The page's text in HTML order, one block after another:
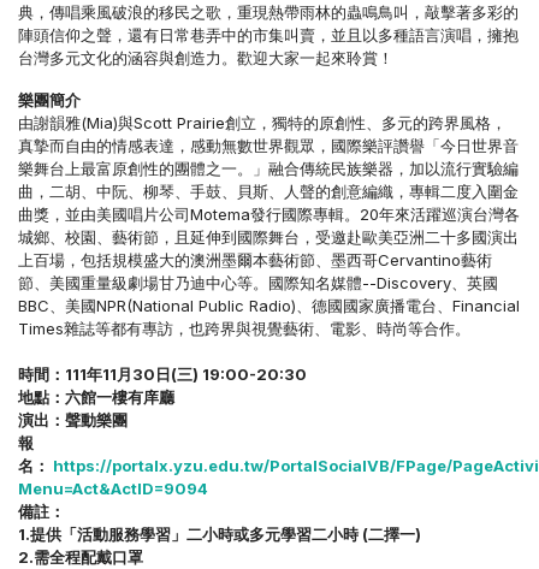
典，傳唱乘風破浪的移民之歌，重現熱帶雨林的蟲鳴鳥叫，敲擊著多彩的
陣頭信仰之聲，還有日常巷弄中的市集叫賣，並且以多種語言演唱，擁抱
台灣多元文化的涵容與創造力。歡迎大家一起來聆賞！
樂團簡介
由謝韻雅(Mia)與Scott Prairie創立，獨特的原創性、多元的跨界風格，
真摯而自由的情感表達，感動無數世界觀眾，國際樂評讚譽「今日世界音
樂舞台上最富原創性的團體之一。」融合傳統民族樂器，加以流行實驗編
曲，二胡、中阮、柳琴、手鼓、貝斯、人聲的創意編織，專輯二度入圍金
曲獎，並由美國唱片公司Motema發行國際專輯。20年來活躍巡演台灣各
城鄉、校園、藝術節，且延伸到國際舞台，受邀赴歐美亞洲二十多國演出
上百場，包括規模盛大的澳洲墨爾本藝術節、墨西哥Cervantino藝術
節、美國重量級劇場甘乃迪中心等。國際知名媒體--Discovery、英國
BBC、美國NPR(National Public Radio)、德國國家廣播電台、Financial
Times雜誌等都有專訪，也跨界與視覺藝術、電影、時尚等合作。
時間：111年11月30日(三) 19:00-20:30
地點：六館一樓有庠廳
演出：聲動樂團
報
名： https://portalx.yzu.edu.tw/PortalSocialVB/FPage/
Menu=Act&ActID=9094
備註：
1.提供「活動服務學習」二小時或多元學習二小時 (二擇一)
2.需全程配戴口罩